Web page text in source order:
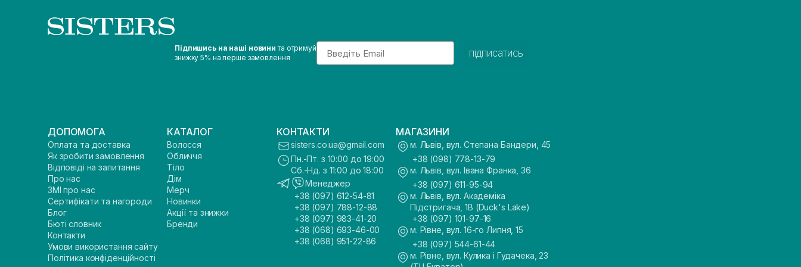
Підпишись на наші новини та отримуй
знижку 5% на перше замовлення
Email
підписатись
ДОПОМОГА
Оплата та доставка
Як зробити замовлення
Відповіді на запитання
Про нас
ЗМІ про нас
Сертифікати та нагороди
Блог
Бюті словник
Контакти
Умови використання сайту
Політика конфіденційності
КАТАЛОГ
Волосся
Обличчя
Тіло
Дім
Мерч
Новинки
Акції та знижки
Бренди
КОНТАКТИ
sisters.co.ua@gmail.com
Пн.-Пт. з 10:00 до 19:00
Сб.-Нд. з 11:00 до 18:00
Менеджер
+38 (097) 612-54-81
+38 (097) 788-12-88
+38 (097) 983-41-20
+38 (068) 693-46-00
+38 (068) 951-22-86
МАГАЗИНИ
м. Львів, вул. Степана Бандери, 45
+38 (098) 778-13-79
м. Львів, вул. Івана Франка, 36
+38 (097) 611-95-94
м. Львів, вул. Академіка
Підстригача, 1В (Duck's Lake)
+38 (097) 101-97-16
м. Рівне, вул. 16-го Липня, 15
+38 (097) 544-61-44
м. Рівне, вул. Кулика і Гудачека, 23